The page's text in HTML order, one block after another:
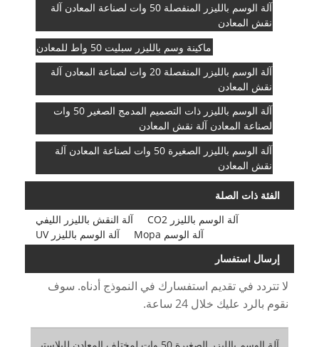
آلة الوسم بالليزر المنفصلة 50 وات لصناعة المعادن آلة
نقش المعادن
ماكينة وسم بالليزر سبليت 50 واط للمعادن
آلة الوسم بالليزر المنفصلة 20 وات لصناعة المعادن آلة
نقش المعادن
آلة الوسم بالليزر ذات التصميم المدمج الصغير 50 ​​وات
لصناعة المعادن آلة نقش المعادن
آلة الوسم بالليزر الصغيرة 50 وات لصناعة المعادن آلة
نقش المعادن
الفئة ذات الصلة
آلة النقش بالليزر الليفي
آلة الوسم بالليزر CO2
آلة الوسم بالليزر UV
آلة الوسم Mopa
إرسال استفسار
لا تتردد في تقديم استفسارك في النموذج أدناه. سوف
نقوم بالرد عليك خلال 24 ساعة.